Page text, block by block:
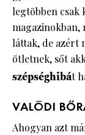
legtöbben csak
magazinokban,
láttak, de azért
ötletnek, sőt
szépséghibát
VALÓDI
Ahogyan azt